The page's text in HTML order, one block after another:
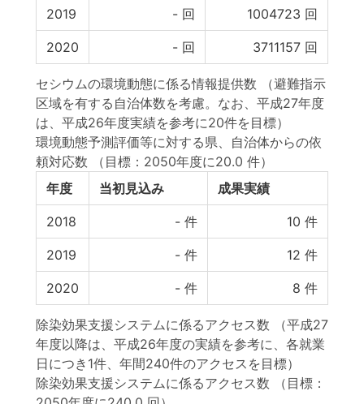
2019 - 回 1004723 回
2020 - 回 3711157 回
セシウムの環境動態に係る情報提供数 （避難指示
区域を有する自治体数を考慮。なお、平成27年度
は、平成26年度実績を参考に20件を目標）
環境動態予測評価等に対する県、自治体からの依
頼対応数
（目標：2050年度に20.0 件）
年度
当初見込み 成果実績
2018 - 件 10 件
2019 - 件 12 件
2020 - 件 8 件
除染効果支援システムに係るアクセス数 （平成27
年度以降は、平成26年度の実績を参考に、各就業
日につき1件、年間240件のアクセスを目標）
除染効果支援システムに係るアクセス数
（目標：